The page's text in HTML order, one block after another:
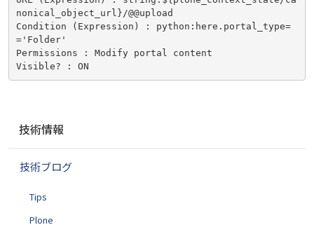
nonical_object_url}/@@upload
Condition (Expression) : python:here.portal_type=
='Folder'
Permissions : Modify portal content
Visible? : ON
ゲ
技術情報
技術ブログ
Tips
Plone